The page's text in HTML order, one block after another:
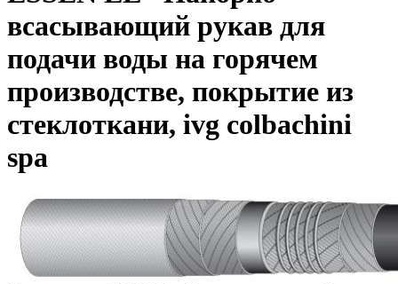
всасывающий рукав для
подачи воды на горячем
производстве, покрытие из
стеклоткани, ivg colbachini
spa